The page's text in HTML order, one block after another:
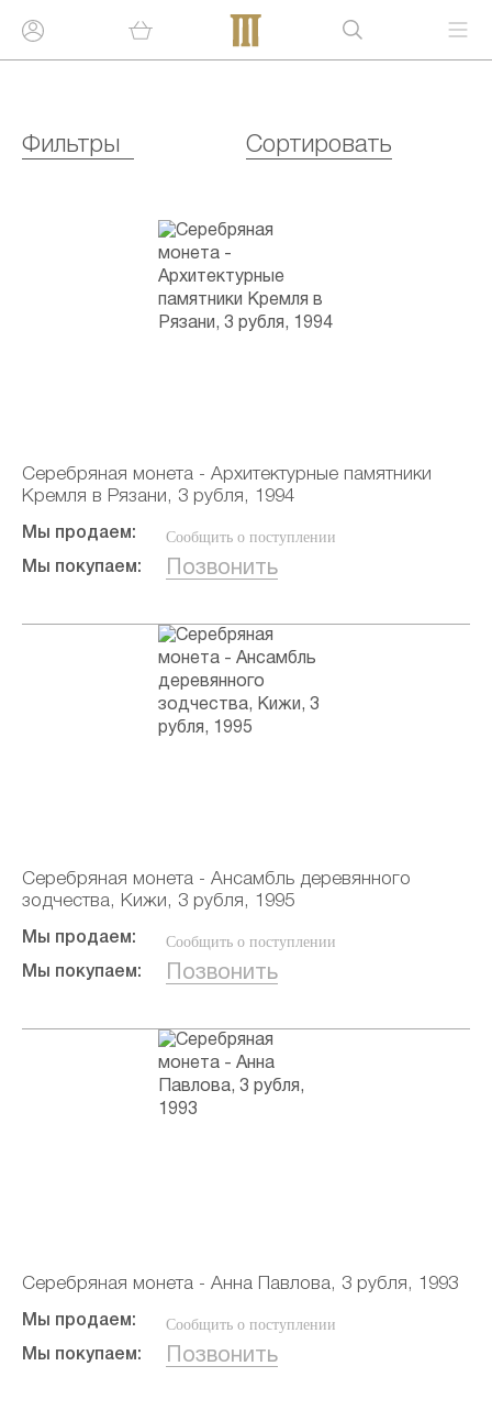
Фильтры Сортировать
Серебряная монета - Архитектурные памятники
Кремля в Рязани, 3 рубля, 1994
Мы продаем: Сообщить о поступлении
Мы покупаем: Позвонить
Серебряная монета - Ансамбль деревянного
зодчества, Кижи, 3 рубля, 1995
Мы продаем: Сообщить о поступлении
Мы покупаем: Позвонить
Серебряная монета - Анна Павлова, 3 рубля, 1993
Мы продаем: Сообщить о поступлении
Мы покупаем: Позвонить